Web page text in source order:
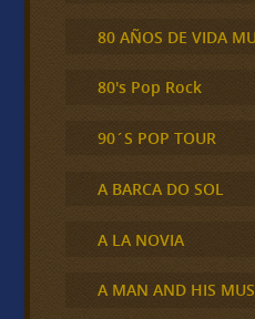
80 AÑOS DE VIDA
80's Pop Rock
90´S POP TOUR
A BARCA DO SOL
A LA NOVIA
A MAN AND HIS